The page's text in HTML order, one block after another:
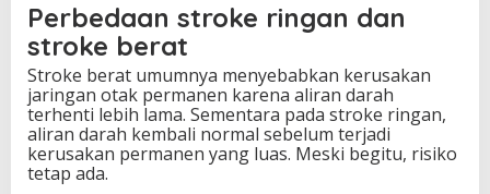
Perbedaan stroke ringan dan
stroke berat
Stroke berat umumnya menyebabkan kerusakan
jaringan otak permanen karena aliran darah
terhenti lebih lama. Sementara pada stroke ringan,
aliran darah kembali normal sebelum terjadi
kerusakan permanen yang luas. Meski begitu, risiko
tetap ada.